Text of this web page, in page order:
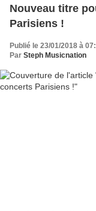
Nouveau titre
Parisiens !
Publié le 23/01/2018 à
Par Steph Musicnation